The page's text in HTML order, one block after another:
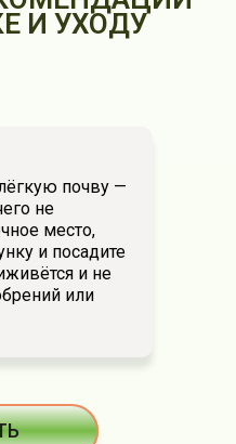
И УХОДУ
почву —
не
место,
и посадите
и не
или